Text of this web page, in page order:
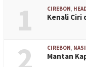
1 CIREBON,
Kenali Ciri
2 CIREBON,
Mantan